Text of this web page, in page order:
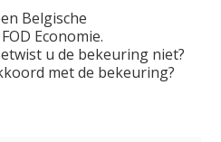
Belgische
Economie.
u de bekeuring niet?
met de bekeuring?